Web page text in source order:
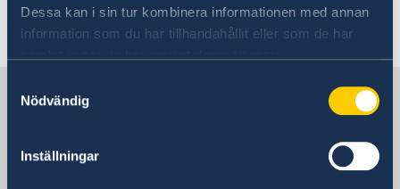
Dessa kan i sin tur kombinera informationen med annan
information som du har tillhandahållit eller som de har
Nödvändig
Inställningar
Sweden in Iran
Embassy of Sweden in Tehran